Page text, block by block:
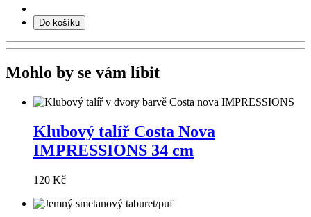
Do košíku
Mohlo by se vám líbit
Klubový talíř Costa Nova
IMPRESSIONS 34 cm
120 Kč